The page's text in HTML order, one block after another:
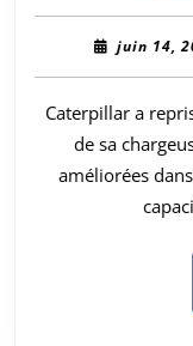
juin 14,
Caterpillar a
de sa
améliorées